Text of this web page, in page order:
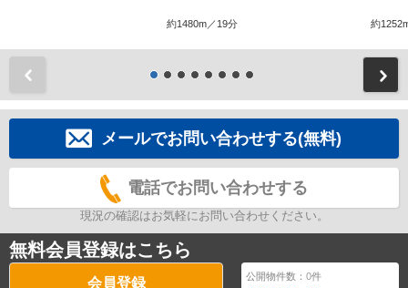
約1480m／19分 約
メールでお問い合わせする(無料)
電話でお問い合わせする
現況の確認はお気軽にお問い合わせください。
無料会員登録はこちら
会員登録 公開物件数：0件